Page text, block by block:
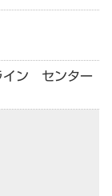
イン センター